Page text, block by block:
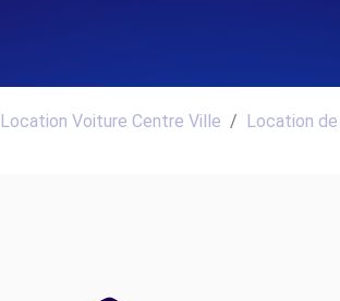
Location Voiture Centre Ville Location de